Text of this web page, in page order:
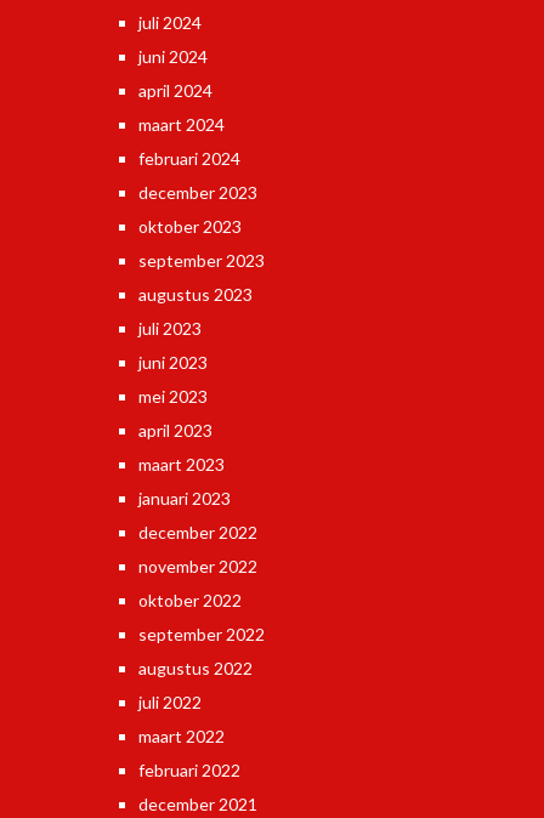
juli 2024
juni 2024
april 2024
maart 2024
februari 2024
december 2023
oktober 2023
september 2023
augustus 2023
juli 2023
juni 2023
mei 2023
april 2023
maart 2023
januari 2023
december 2022
november 2022
oktober 2022
september 2022
augustus 2022
juli 2022
maart 2022
februari 2022
december 2021